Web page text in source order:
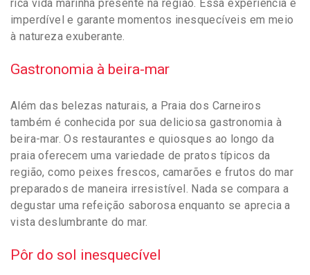
rica vida marinha presente na região. Essa experiência é
imperdível e garante momentos inesquecíveis em meio
à natureza exuberante.
Gastronomia à beira-mar
Além das belezas naturais, a Praia dos Carneiros
também é conhecida por sua deliciosa gastronomia à
beira-mar. Os restaurantes e quiosques ao longo da
praia oferecem uma variedade de pratos típicos da
região, como peixes frescos, camarões e frutos do mar
preparados de maneira irresistível. Nada se compara a
degustar uma refeição saborosa enquanto se aprecia a
vista deslumbrante do mar.
Pôr do sol inesquecível